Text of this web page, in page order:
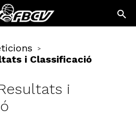
>
i Classificació
i